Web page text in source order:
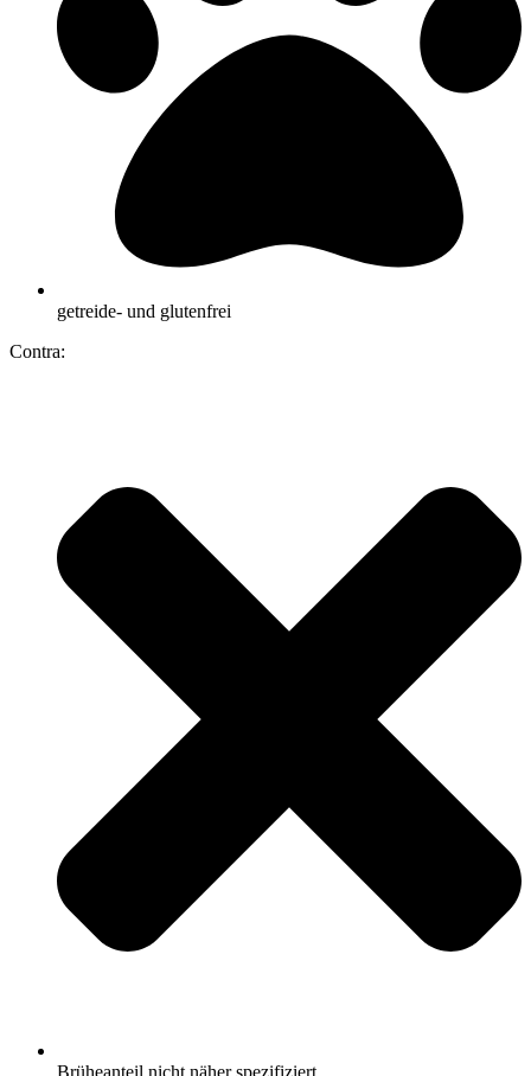
getreide- und glutenfrei
Contra:
Brüheanteil nicht näher spezifiziert